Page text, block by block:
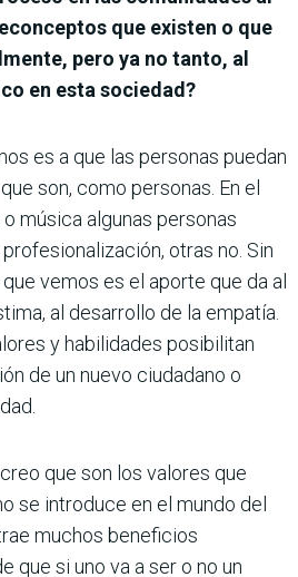
que existen o que
pero ya no tanto, al
en esta sociedad?
es a que las personas puedan
son, como personas. En el
música algunas personas
otras no. Sin
vemos es el aporte que da al
al desarrollo de la empatía.
y habilidades posibilitan
de un nuevo ciudadano o
que son los valores que
se introduce en el mundo del
muchos beneficios
que si uno va a ser o no un